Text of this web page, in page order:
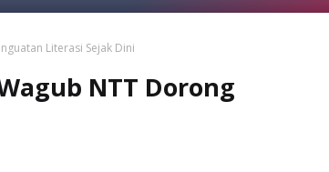
Literasi Sejak Dini
NTT Dorong